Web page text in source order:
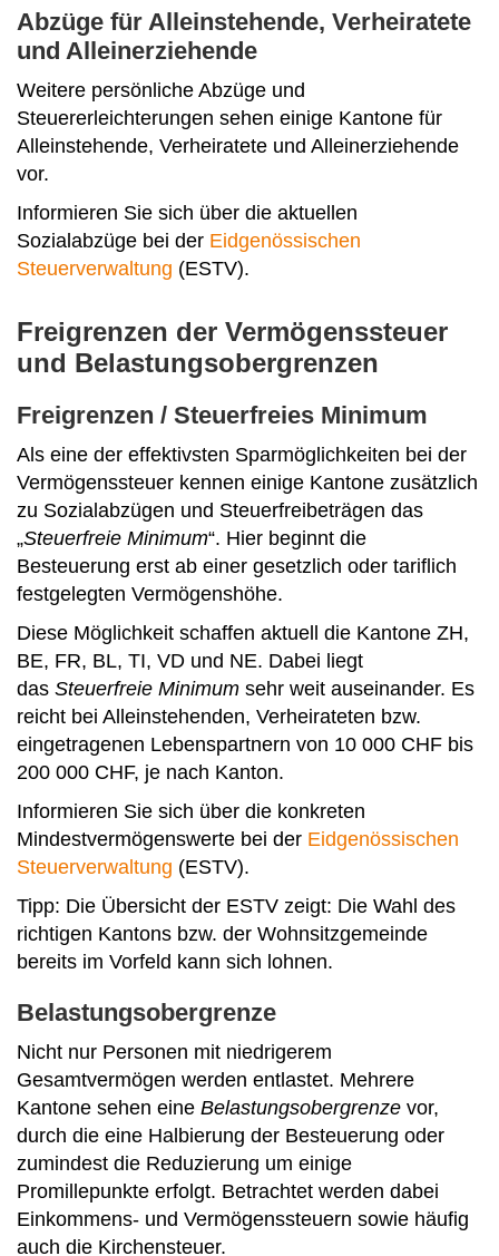
Abzüge für Alleinstehende, Verheiratete
und Alleinerziehende
Weitere persönliche Abzüge und
Steuererleichterungen sehen einige Kantone für
Alleinstehende, Verheiratete und Alleinerziehende
vor.
Informieren Sie sich über die aktuellen
Sozialabzüge bei der Eidgenössischen
Steuerverwaltung (ESTV).
Freigrenzen der Vermögenssteuer
und Belastungsobergrenzen
Freigrenzen / Steuerfreies Minimum
Als eine der effektivsten Sparmöglichkeiten bei der
Vermögenssteuer kennen einige Kantone zusätzlich
zu Sozialabzügen und Steuerfreibeträgen das
„Steuerfreie Minimum“. Hier beginnt die
Besteuerung erst ab einer gesetzlich oder tariflich
festgelegten Vermögenshöhe.
Diese Möglichkeit schaffen aktuell die Kantone ZH,
BE, FR, BL, TI, VD und NE. Dabei liegt
das Steuerfreie Minimum sehr weit auseinander. Es
reicht bei Alleinstehenden, Verheirateten bzw.
eingetragenen Lebenspartnern von 10 000 CHF bis
200 000 CHF, je nach Kanton.
Informieren Sie sich über die konkreten
Mindestvermögenswerte bei der Eidgenössischen
Steuerverwaltung (ESTV).
Tipp: Die Übersicht der ESTV zeigt: Die Wahl des
richtigen Kantons bzw. der Wohnsitzgemeinde
bereits im Vorfeld kann sich lohnen.
Belastungsobergrenze
Nicht nur Personen mit niedrigerem
Gesamtvermögen werden entlastet. Mehrere
Kantone sehen eine Belastungsobergrenze vor,
durch die eine Halbierung der Besteuerung oder
zumindest die Reduzierung um einige
Promillepunkte erfolgt. Betrachtet werden dabei
Einkommens- und Vermögenssteuern sowie häufig
auch die Kirchensteuer.